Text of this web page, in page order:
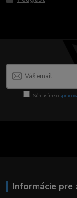
Súhlasím so
Informácie pre